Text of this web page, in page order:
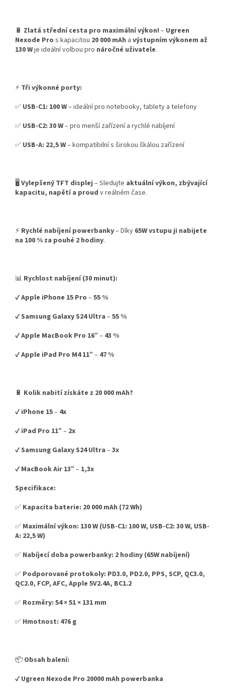
🔋 Zlatá střední cesta pro maximální výkon! – Ugreen
Nexode Pro s kapacitou 20 000 mAh a výstupním výkonem až
130 Wje ideální volbou pro náročné uživatele.
⚡ Tři výkonné porty:
✅ USB-C1: 100 W– ideální pro notebooky, tablety a telefony
✅ USB-C2: 30 W– pro menší zařízení a rychlé nabíjení
✅ USB-A: 22,5 W– kompatibilní s širokou škálou zařízení
🖥️ Vylepšený TFT displej – Sledujte aktuální výkon, zbývající
kapacitu, napětí a proud v reálném čase.
⚡ Rychlé nabíjení powerbanky– Díky 65W vstupu ji nabijete
na 100 % za pouhé 2 hodiny.
📊 Rychlost nabíjení (30 minut):
✔️Apple iPhone 15 Pro –55 %
✔️Samsung Galaxy S24 Ultra –55 %
✔️Apple MacBook Pro 16” – 43 %
✔️Apple iPad Pro M4 11” – 47 %
🔋 Kolik nabití získáte z 20 000 mAh?
✔️ iPhone 15– 4x
✔️ iPad Pro 11” – 2x
✔️Samsung Galaxy S24 Ultra –3x
✔️ MacBook Air 13” – 1,3x
Specifikace:
✅ Kapacita baterie: 20 000 mAh (72 Wh)
✅ Maximální výkon: 130 W (USB-C1: 100 W, USB-C2: 30 W, USB-
A: 22,5 W)
✅ Nabíjecí doba powerbanky: 2 hodiny (65W nabíjení)
✅ Podporované protokoly: PD3.0, PD2.0, PPS, SCP, QC3.0,
QC2.0, FCP, AFC, Apple 5V2.4A, BC1.2
✅ Rozměry: 54 × 51 × 131 mm
✅ Hmotnost: 476 g
📦 Obsah balení:
✔️ Ugreen Nexode Pro 20000 mAh powerbanka